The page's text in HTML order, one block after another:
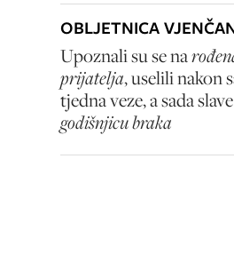
OBLJETNICA
Upoznali su se na
prijatelja, uselili nakon
tjedna veze, a sada
godišnjicu braka